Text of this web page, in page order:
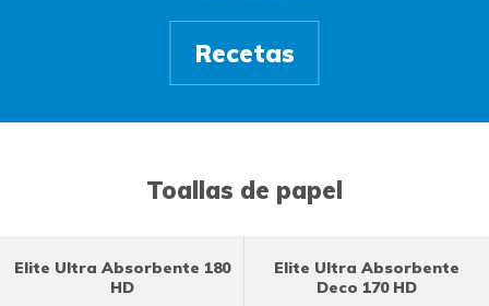
Recetas
Toallas de papel
Elite Ultra Absorbente 180
HD
Elite Ultra Absorbente
Deco 170 HD